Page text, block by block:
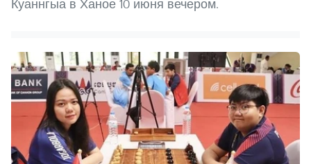
Куаннгыа в Ханое 10 июня вечером.